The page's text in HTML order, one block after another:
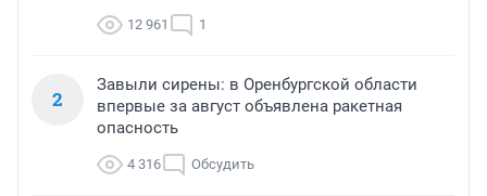
12 961 1
2
Завыли сирены: в Оренбургской области
впервые за август объявлена ракетная
опасность
4 316 Обсудить